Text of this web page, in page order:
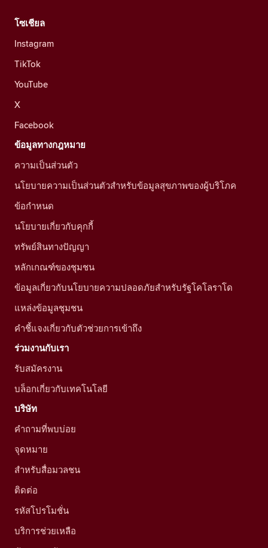
โซเชียล
Instagram
TikTok
YouTube
X
Facebook
ข้อมูลทางกฎหมาย
ความเป็นส่วนตัว
นโยบายความเป็นส่วนตัวสำหรับข้อมูลสุขภาพของผู้บริโภค
ข้อกำหนด
นโยบายเกี่ยวกับคุกกี้
ทรัพย์สินทางปัญญา
หลักเกณฑ์ของชุมชน
ข้อมูลเกี่ยวกับนโยบายความปลอดภัยสำหรับรัฐโคโลราโด
แหล่งข้อมูลชุมชน
คำชี้แจงเกี่ยวกับตัวช่วยการเข้าถึง
ร่วมงานกับเรา
รับสมัครงาน
บล็อกเกี่ยวกับเทคโนโลยี
บริษัท
คำถามที่พบบ่อย
จุดหมาย
สำหรับสื่อมวลชน
ติดต่อ
รหัสโปรโมชั่น
บริการช่วยเหลือ